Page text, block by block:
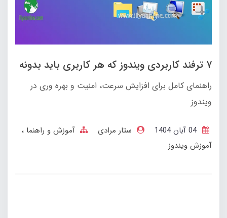
۷ ترفند کاربردی ویندوز که هر کاربری باید بدونه
راهنمای کامل برای افزایش سرعت، امنیت و بهره وری در
ویندوز
04 آبان 1404 ستار مرادی
آموزش و راهنما
آموزش ویندوز